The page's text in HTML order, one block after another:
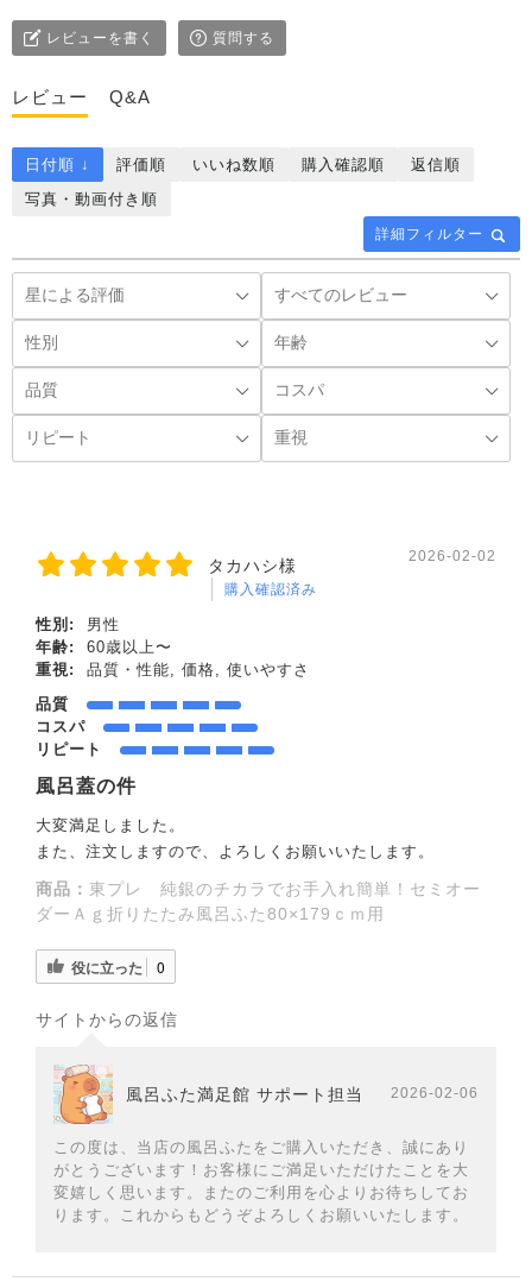
レビューを書く 質問する
レビュー Q&A
詳細フィルター
日付順 ↓ 評価順 いいね数順 購入確認順
返信順
写真・動画付き順
タカハシ様
購入確認済み
2026-02-02
性別:
男性
年齢:
60歳以上〜
重視:
品質・性能, 価格, 使いやすさ
品質
コスパ
リピート
風呂蓋の件
大変満足しました。
また、注文しますので、よろしくお願いいたします。
商品： 東プレ 純銀のチカラでお手入れ簡単！セミオー
ダーＡｇ折りたたみ風呂ふた80×179ｃｍ用
役に立った 0
サイトからの返信
風呂ふた満足館 サポート担当 2026-02-06
この度は、当店の風呂ふたをご購入いただき、誠にあり
がとうございます！お客様にご満足いただけたことを大
変嬉しく思います。またのご利用を心よりお待ちしてお
ります。これからもどうぞよろしくお願いいたします。